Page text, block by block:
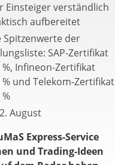
Einsteiger verständlich
aufbereitet
Spitzenwerte der
SAP-Zertifikat
%, Infineon-Zertifikat
% und Telekom-Zertifikat
August
Express-Service
und Trading-Ideen